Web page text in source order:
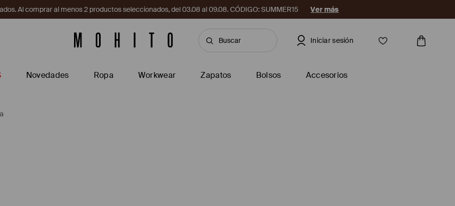
Al comprar al menos 2 productos seleccionados, del 03.08 al 09.08. CÓDIGO: SUMMER15 Ver más
Iniciar sesión
Novedades Ropa Workwear Zapatos Bolsos Accesorios